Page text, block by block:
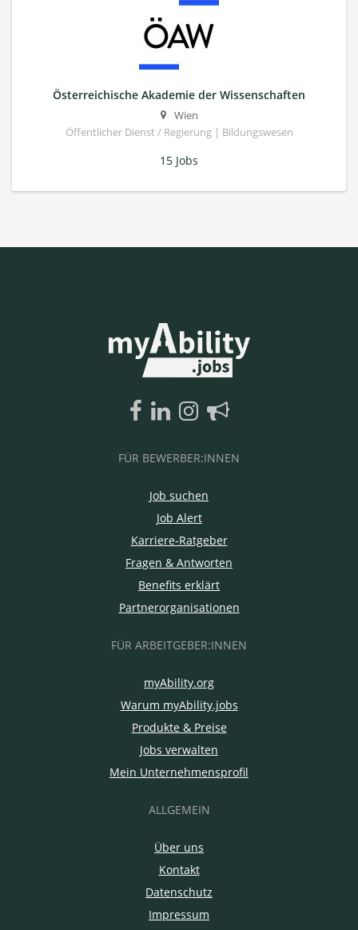
Österreichische Akademie der Wissenschaften
Wien
Öffentlicher Dienst / Regierung | Bildungswesen
15 Jobs
FÜR BEWERBER:INNEN
Job suchen
Job Alert
Karriere-Ratgeber
Fragen & Antworten
Benefits erklärt
Partnerorganisationen
FÜR ARBEITGEBER:INNEN
myAbility.org
Warum myAbility.jobs
Produkte & Preise
Jobs verwalten
Mein Unternehmensprofil
ALLGEMEIN
Über uns
Kontakt
Datenschutz
Impressum